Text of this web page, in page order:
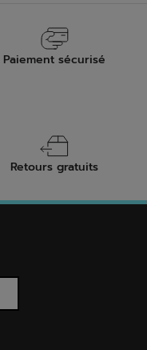
Paiement sécurisé
Retours gratuits